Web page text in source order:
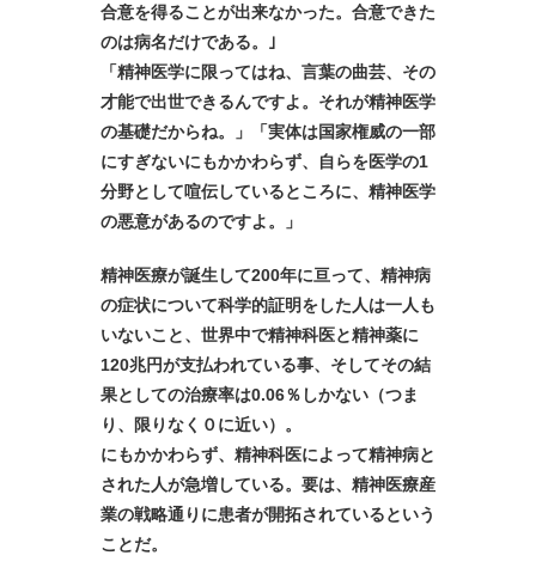
合意を得ることが出来なかった。合意できた
のは病名だけである。｣
「精神医学に限ってはね、言葉の曲芸、その
才能で出世できるんですよ。それが精神医学
の基礎だからね。」「実体は国家権威の一部
にすぎないにもかかわらず、自らを医学の1
分野として喧伝しているところに、精神医学
の悪意があるのですよ。」
精神医療が誕生して200年に亘って、精神病
の症状について科学的証明をした人は一人も
いないこと、世界中で精神科医と精神薬に
120兆円が支払われている事、そしてその結
果としての治療率は0.06％しかない（つま
り、限りなく０に近い）。
にもかかわらず、精神科医によって精神病と
された人が急増している。要は、精神医療産
業の戦略通りに患者が開拓されているという
ことだ。